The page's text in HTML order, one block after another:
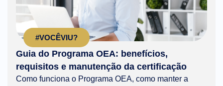
#VOCÊVIU?
Guia do Programa OEA: benefícios,
requisitos e manutenção da certificação
Como funciona o Programa OEA, como manter a